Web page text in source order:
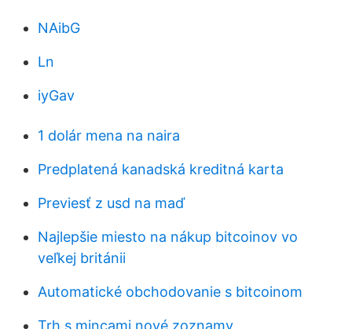
NAibG
Ln
iyGav
1 dolár mena na naira
Predplatená kanadská kreditná karta
Previesť z usd na maď
Najlepšie miesto na nákup bitcoinov vo
veľkej británii
Automatické obchodovanie s bitcoinom
Trh s mincami nové zoznamy